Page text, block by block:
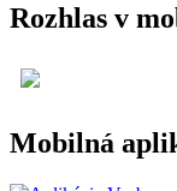
Rozhlas v
Mobilná